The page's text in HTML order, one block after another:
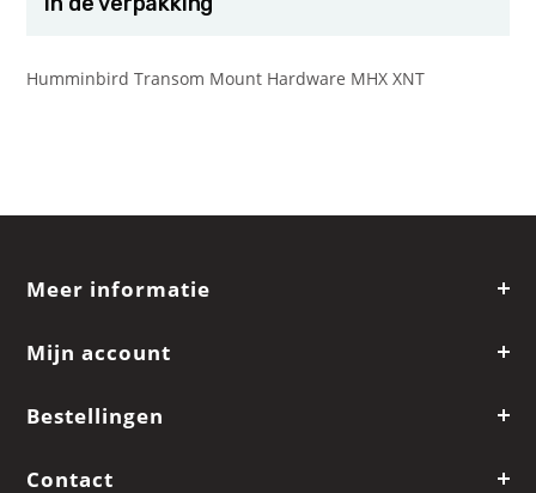
Humminbird Transom Mount Hardware MHX XNT
Meer informatie
Mijn account
Bestellingen
Contact